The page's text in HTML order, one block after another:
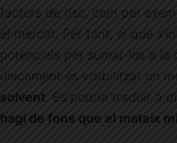
factors de risc, com per
el mercat. Per tant, el que
potencials per sumar-los a la
únicament és visibilitzar un
solvent . Es podria traduir a
hagi de fons que el mateix